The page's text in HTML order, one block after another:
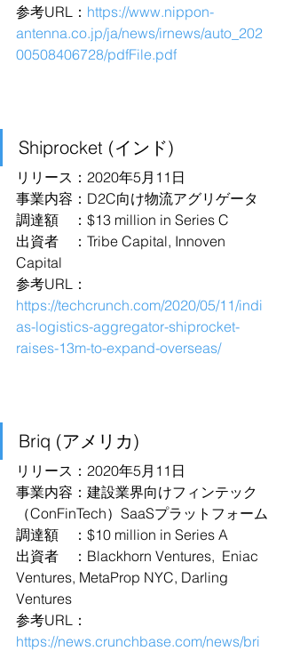
参考URL： https://www.nippon-
antenna.co.jp/ja/news/irnews/auto_202
00508406728/pdfFile.pdf
Shiprocket (インド)
リリース：2020年5月11日
事業内容：D2C向け物流アグリゲータ
調達額　：$13 million in Series C
出資者　：Tribe Capital, Innoven
Capital
参考URL：
https://techcrunch.com/2020/05/11/indi
as-logistics-aggregator-shiprocket-
raises-13m-to-expand-overseas/
Briq (アメリカ)
リリース：2020年5月11日
事業内容：建設業界向けフィンテック
（ConFinTech）SaaSプラットフォーム
調達額　：$10 million in Series A
出資者　：Blackhorn Ventures,  Eniac
Ventures, MetaProp NYC, Darling
Ventures
参考URL：
https://news.crunchbase.com/news/bri